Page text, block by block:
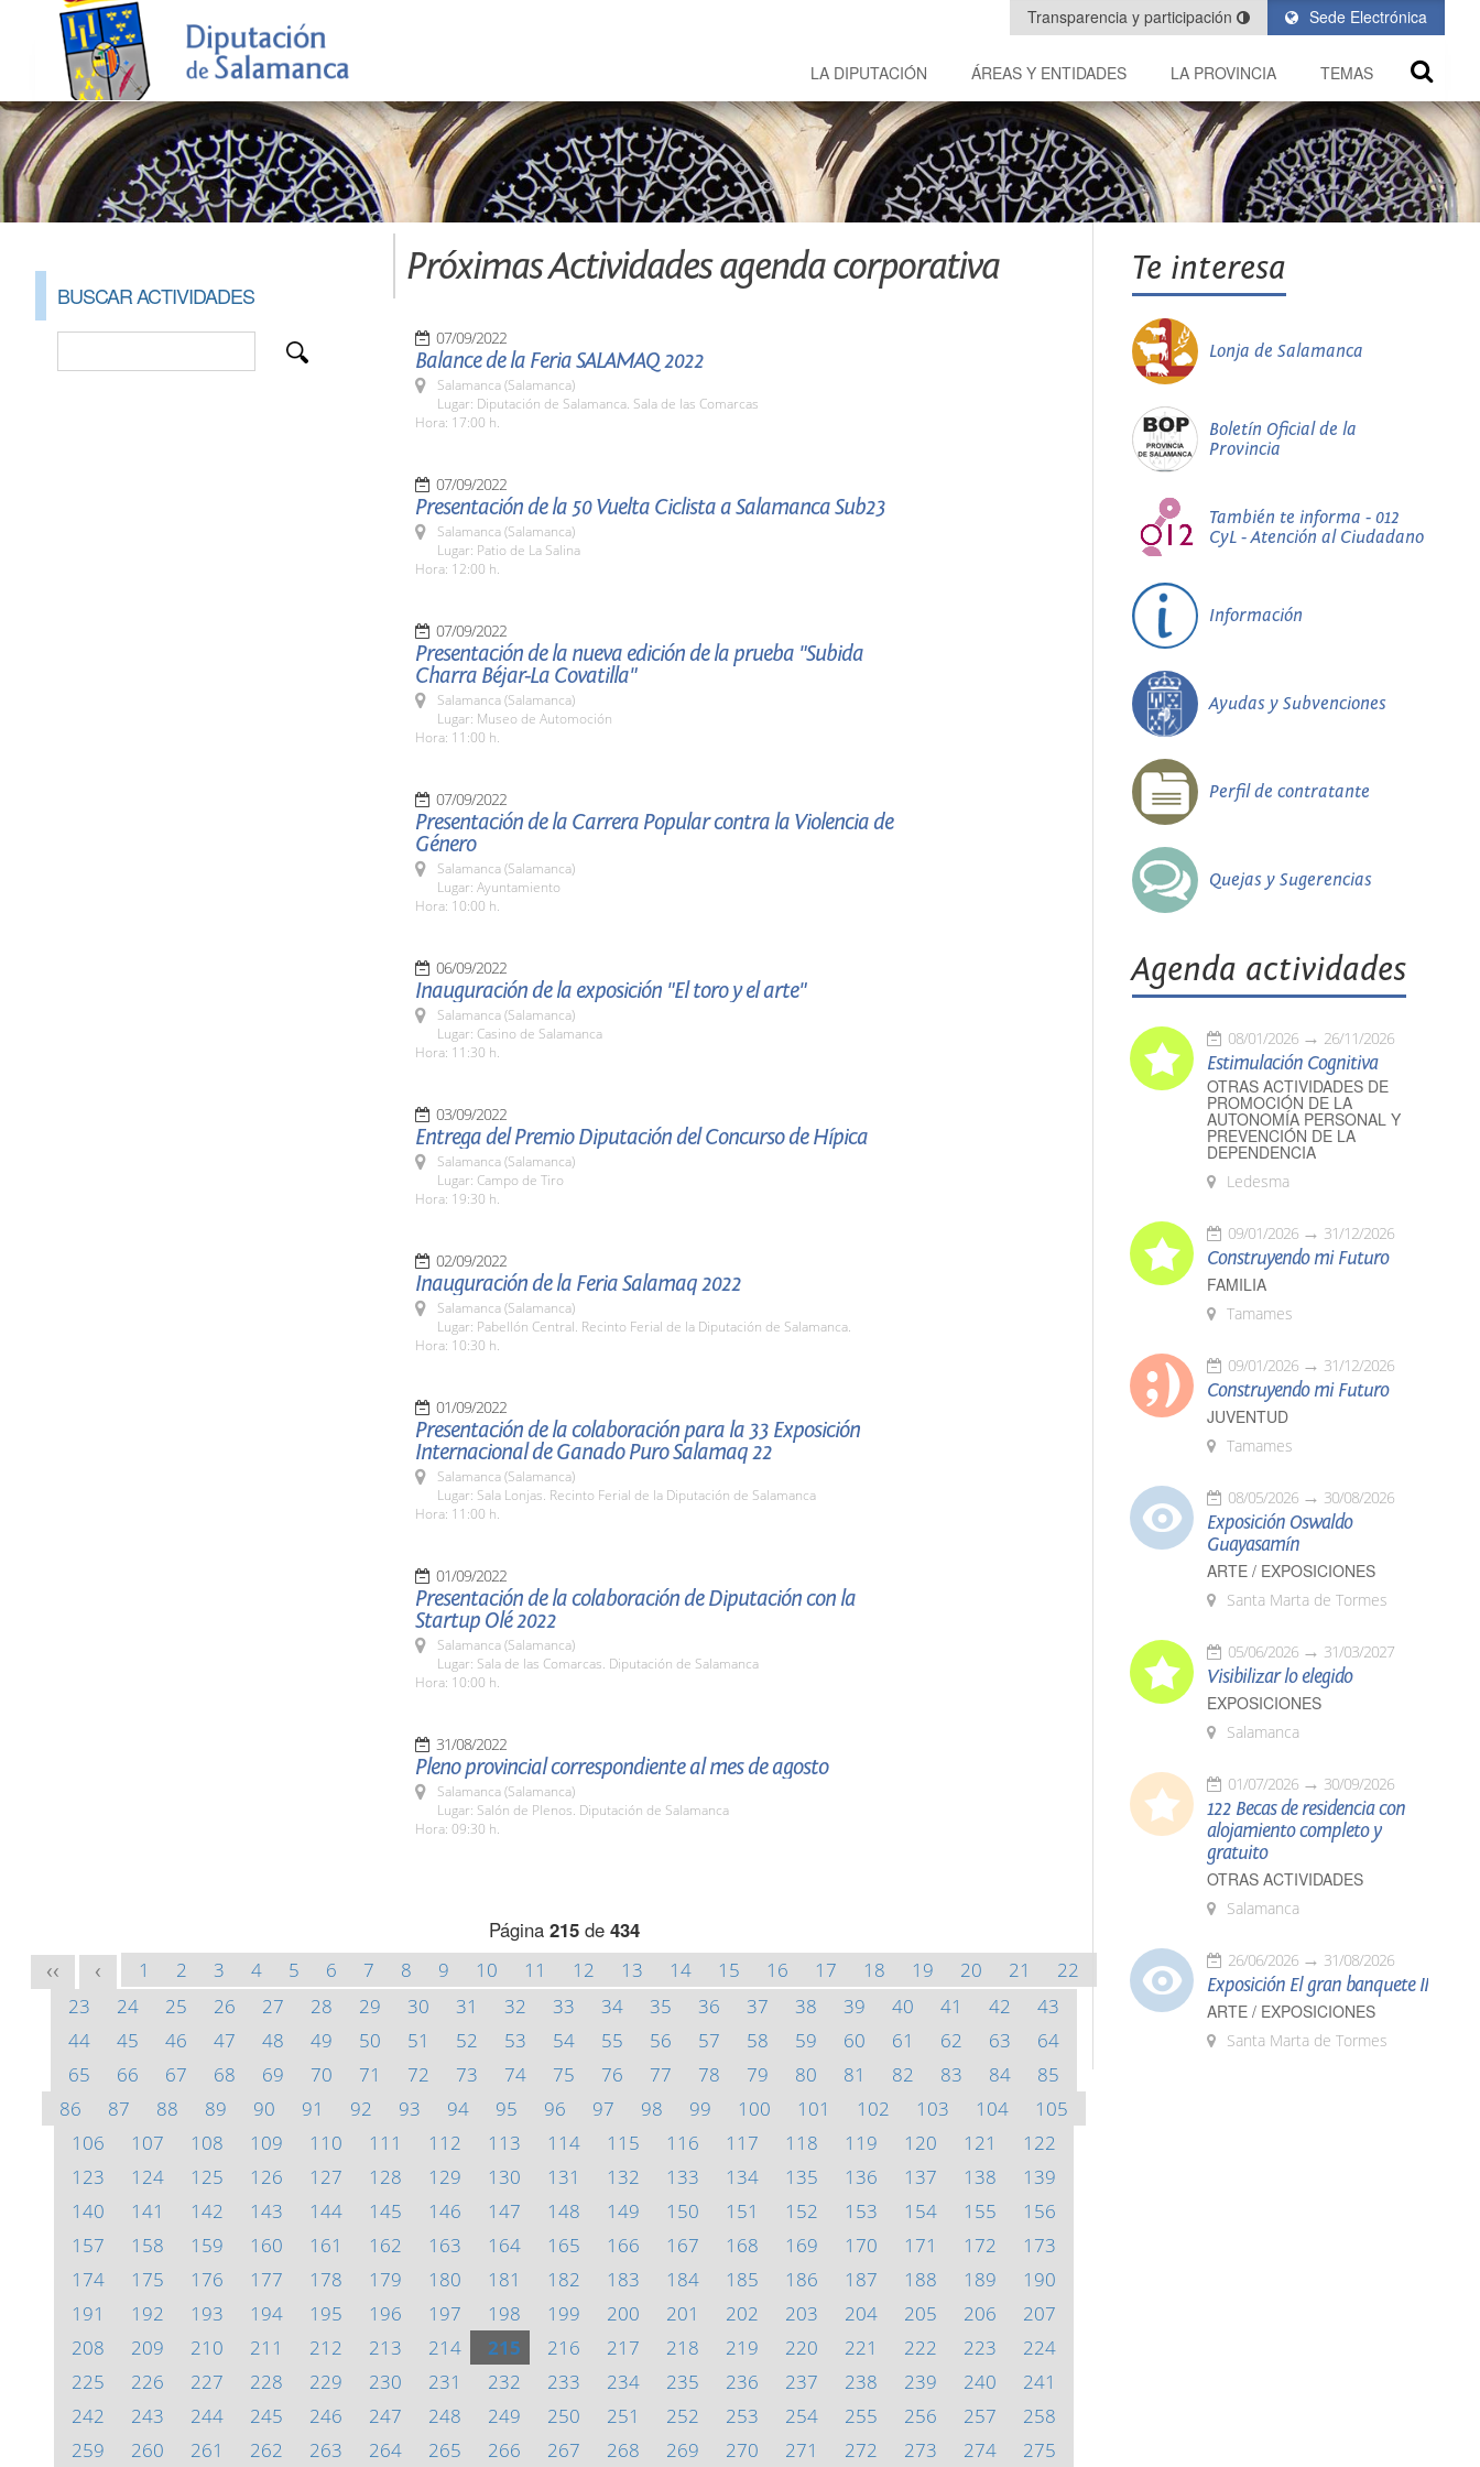
Sede Electrónica
Transparencia y participación
LA DIPUTACIÓN ÁREAS Y ENTIDADES LA PROVINCIA TEMAS
BUSCAR ACTIVIDADES
Próximas Actividades agenda corporativa
07/09/2022
Balance de la Feria SALAMAQ 2022
Salamanca (Salamanca)
Lugar: Diputación de Salamanca. Sala de las Comarcas
Hora: 17:00 h.
07/09/2022
Presentación de la 50 Vuelta Ciclista a Salamanca Sub23
Salamanca (Salamanca)
Lugar: Patio de La Salina
Hora: 12:00 h.
07/09/2022
Presentación de la nueva edición de la prueba "Subida
Charra Béjar-La Covatilla"
Salamanca (Salamanca)
Lugar: Museo de Automoción
Hora: 11:00 h.
07/09/2022
Presentación de la Carrera Popular contra la Violencia de
Género
Salamanca (Salamanca)
Lugar: Ayuntamiento
Hora: 10:00 h.
06/09/2022
Inauguración de la exposición "El toro y el arte"
Salamanca (Salamanca)
Lugar: Casino de Salamanca
Hora: 11:30 h.
03/09/2022
Entrega del Premio Diputación del Concurso de Hípica
Salamanca (Salamanca)
Lugar: Campo de Tiro
Hora: 19:30 h.
02/09/2022
Inauguración de la Feria Salamaq 2022
Salamanca (Salamanca)
Lugar: Pabellón Central. Recinto Ferial de la Diputación de Salamanca.
Hora: 10:30 h.
01/09/2022
Presentación de la colaboración para la 33 Exposición
Internacional de Ganado Puro Salamaq 22
Salamanca (Salamanca)
Lugar: Sala Lonjas. Recinto Ferial de la Diputación de Salamanca
Hora: 11:00 h.
01/09/2022
Presentación de la colaboración de Diputación con la
Startup Olé 2022
Salamanca (Salamanca)
Lugar: Sala de las Comarcas. Diputación de Salamanca
Hora: 10:00 h.
31/08/2022
Pleno provincial correspondiente al mes de agosto
Salamanca (Salamanca)
Lugar: Salón de Plenos. Diputación de Salamanca
Hora: 09:30 h.
Página 215de 434
<< < 1 2 3 4 5 6 7 8 9 10 11 12 13 14 15 16 17 18 19 20 21
22
23
24 25 26 27 28 29 30 31 32 33 34 35 36 37 38 39 40 41 42
43
44
45 46 47 48 49 50 51 52 53 54 55 56 57 58 59 60 61 62 63
64
65
66 67 68 69 70 71 72 73 74 75 76 77 78 79 80 81 82 83 84
85
86
87 88 89 90 91 92 93 94 95 96 97 98 99 100 101 102 103 104
105
106
107 108 109 110 111 112 113 114 115 116 117 118 119 120 121
122
123
124 125 126 127 128 129 130 131 132 133 134 135 136 137 138
139
140
141 142 143 144 145 146 147 148 149 150 151 152 153 154 155
156
157
158 159 160 161 162 163 164 165 166 167 168 169 170 171 172
173
174
175 176 177 178 179 180 181 182 183 184 185 186 187 188 189
190
191
192 193 194 195 196 197 198 199 200 201 202 203 204 205 206
207
208
209 210 211 212 213 214 215 216 217 218 219 220 221 222 223
224
225
226 227 228 229 230 231 232 233 234 235 236 237 238 239 240
241
242
243 244 245 246 247 248 249 250 251 252 253 254 255 256 257
258
259
260 261 262 263 264 265 266 267 268 269 270 271 272 273 274 275
Te interesa
Lonja de Salamanca
Boletín Oficial de la
Provincia
También te informa - 012
CyL - Atención al Ciudadano
Información
Ayudas y Subvenciones
Perfil de contratante
Quejas y Sugerencias
Agenda actividades
08/01/2026 26/11/2026
Estimulación Cognitiva
OTRAS ACTIVIDADES DE
PROMOCIÓN DE LA
AUTONOMÍA PERSONAL Y
PREVENCIÓN DE LA
DEPENDENCIA
Ledesma
09/01/2026 31/12/2026
Construyendo mi Futuro
FAMILIA
Tamames
09/01/2026 31/12/2026
Construyendo mi Futuro
JUVENTUD
Tamames
08/05/2026 30/08/2026
Exposición Oswaldo
Guayasamín
ARTE / EXPOSICIONES
Santa Marta de Tormes
05/06/2026 31/03/2027
Visibilizar lo elegido
EXPOSICIONES
Salamanca
01/07/2026 30/09/2026
122 Becas de residencia con
alojamiento completo y
gratuito
OTRAS ACTIVIDADES
Salamanca
26/06/2026 31/08/2026
Exposición El gran banquete II
ARTE / EXPOSICIONES
Santa Marta de Tormes